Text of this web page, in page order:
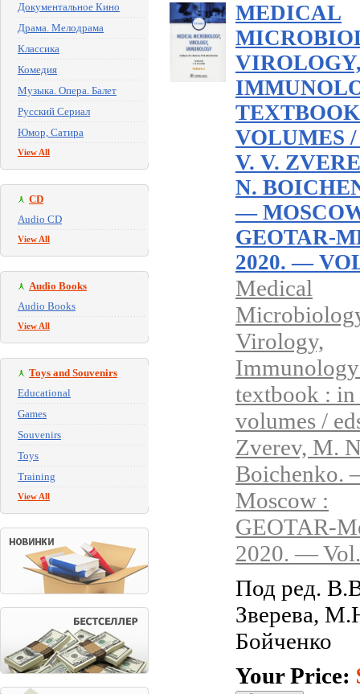
Документальное Кино
Драма. Мелодрама
Классика
Комедия
Музыка. Опера. Балет
Русский Сериал
Юмор, Сатира
View All
CD
Audio CD
View All
Audio Books
Audio Books
View All
Toys and Souvenirs
Educational
Games
Souvenirs
Toys
Training
View All
MEDICAL
VOLUMES /
V. V.
N.
—
GEOTAR-
2020. —
Medical
Virology,
textbook : in
volumes /
Zverev, M.
Boichenko.
Moscow :
GEOTAR-
2020. —
Под ред.
Зверева,
Бойченко
Your Price: